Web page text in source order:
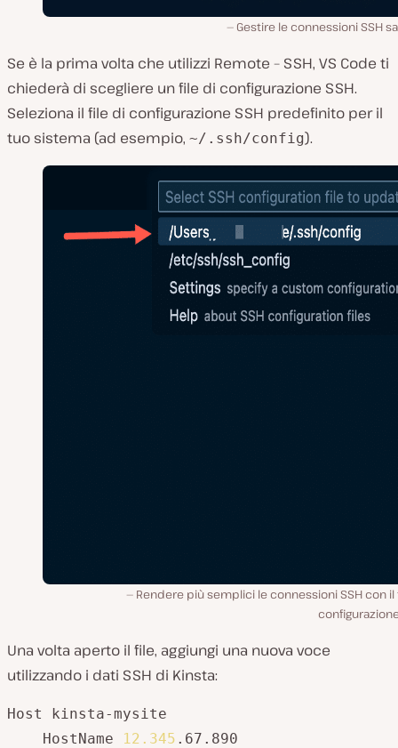
Gestire le connessioni SSH
Se è la prima volta che utilizzi Remote – SSH, VS Code ti
chiederà di scegliere un file di configurazione SSH.
Seleziona il file di configurazione SSH predefinito per il
tuo sistema (ad esempio, ~/.ssh/config).
Rendere più semplici le connessioni SSH con il
Una volta aperto il file, aggiungi una nuova voce
utilizzando i dati SSH di Kinsta:
Host kinsta-mysite
    HostName
12.345 .67.890